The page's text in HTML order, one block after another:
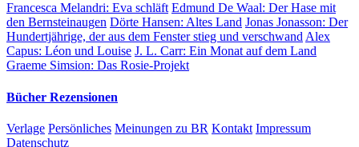
Francesca Melandri: Eva schläft Edmund De Waal: Der Hase mit
den Bernsteinaugen Dörte Hansen: Altes Land Jonas Jonasson: Der
Hundertjährige, der aus dem Fenster stieg und verschwand Alex
Capus: Léon und Louise J. L. Carr: Ein Monat auf dem Land
Graeme Simsion: Das Rosie-Projekt
Bücher Rezensionen
Verlage Persönliches Meinungen zu BR Kontakt Impressum
Datenschutz